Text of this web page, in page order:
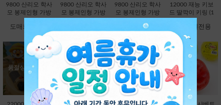
9800 산리오 학사
모 봉제인형 가방
[B2-083234]
도매회원전용
9800 산리오 학사
모 봉제인형 가방
9800 산리오 학사
모 봉제인형 가방
[B2-083227]
도매회원전용
12000 재능 키보
드 딸깍이 키링 (1
45048]
도매회원전용
품절상품입니다.